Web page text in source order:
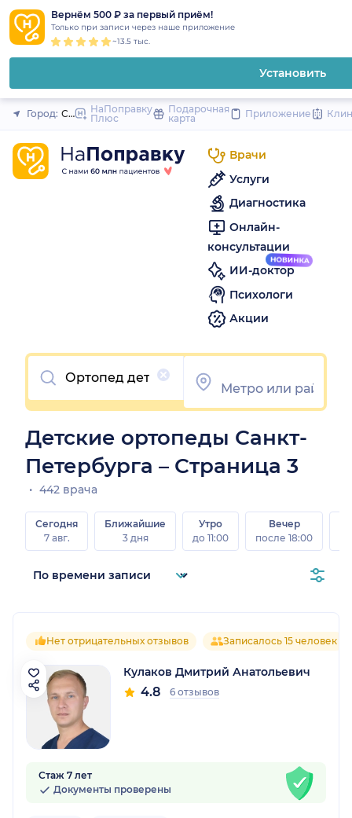
Вернём 500 ₽ за первый приём!
Только при записи через наше приложение
~13.5 тыс.
Установить
Закрыть
Город: Санкт-Петербург
НаПоправку
Плюс
Подарочная
карта
Приложение
Врачи
Услуги
Диагностика
Онлайн-
консультации
ИИ-доктор
Психологи
Акции
Очистить
Детские ортопеды Санкт-
Петербурга – Страница 3
442 врача
Сегодня
7 авг.
Ближайшие
3 дня
Утро
до 11:00
Вечер
после 18:00
Нет отрицательных отзывов Записалось 15 человек
Кулаков Дмитрий Анатольевич
4.8 6 отзывов
Стаж 7 лет
Документы проверены